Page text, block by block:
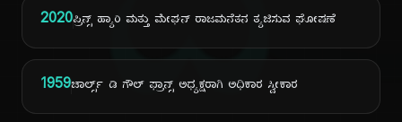
2020ಪ್ರಿನ್ಸ್ ಹ್ಯಾರಿ ಮತ್ತು ಮೇಘನ್ ರಾಜಮನೆತನ ತ್ಯಜಿಸುವ ಘೋಷಣೆ
1959ಚಾರ್ಲ್ಸ್ ಡಿ ಗೌಲ್ ಫ್ರಾನ್ಸ್ ಅಧ್ಯಕ್ಷರಾಗಿ ಅಧಿಕಾರ ಸ್ವೀಕಾರ